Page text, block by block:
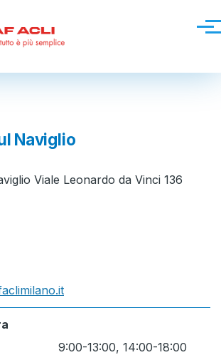
principale
Naviglio
Viale Leonardo da Vinci 136
9:00-13:00, 14:00-18:00